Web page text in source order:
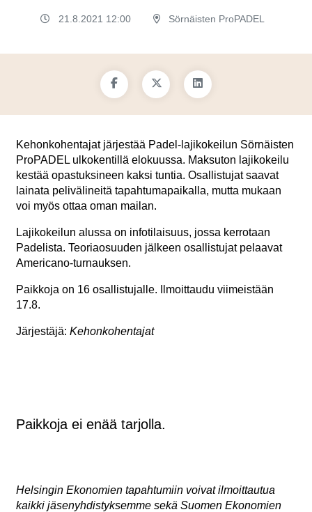
21.8.2021 12:00 Sörnäisten ProPADEL
Kehonkohentajat järjestää Padel-lajikokeilun Sörnäisten
ProPADEL ulkokentillä elokuussa. Maksuton lajikokeilu
kestää opastuksineen kaksi tuntia. Osallistujat saavat
lainata pelivälineitä tapahtumapaikalla, mutta mukaan
voi myös ottaa oman mailan.
Lajikokeilun alussa on infotilaisuus, jossa kerrotaan
Padelista. Teoriaosuuden jälkeen osallistujat pelaavat
Americano-turnauksen.
Paikkoja on 16 osallistujalle. Ilmoittaudu viimeistään
17.8.
Järjestäjä: Kehonkohentajat
Paikkoja ei enää tarjolla.
Helsingin Ekonomien tapahtumiin voivat ilmoittautua
kaikki jäsenyhdistyksemme sekä Suomen Ekonomien